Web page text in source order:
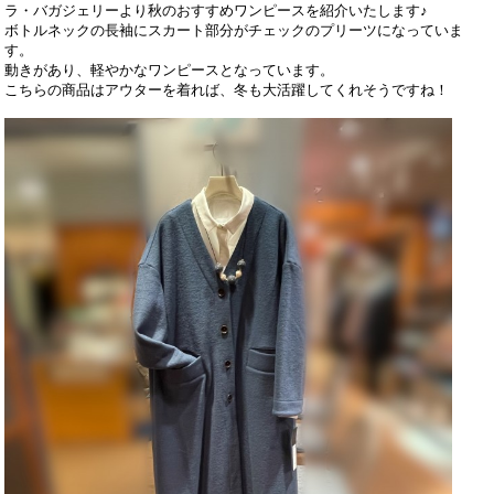
ラ・バガジェリーより秋のおすすめワンピースを紹介いたします♪
ボトルネックの長袖にスカート部分がチェックのプリーツになっていま
す。
動きがあり、軽やかなワンピースとなっています。
こちらの商品はアウターを着れば、冬も大活躍してくれそうですね！